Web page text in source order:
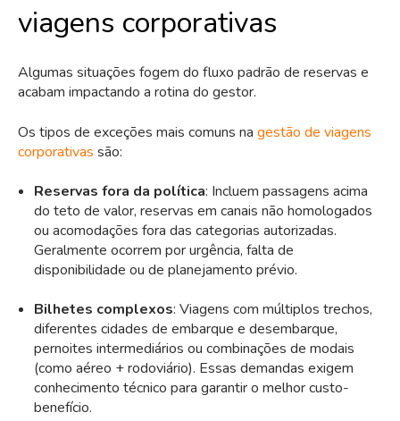
viagens corporativas
Algumas situações fogem do fluxo padrão de reservas e
acabam impactando a rotina do gestor.
Os tipos de exceções mais comuns na gestão de viagens
corporativas são:
Reservas fora da política: Incluem passagens acima
do teto de valor, reservas em canais não homologados
ou acomodações fora das categorias autorizadas.
Geralmente ocorrem por urgência, falta de
disponibilidade ou de planejamento prévio.
Bilhetes complexos: Viagens com múltiplos trechos,
diferentes cidades de embarque e desembarque,
pernoites intermediários ou combinações de modais
(como aéreo + rodoviário). Essas demandas exigem
conhecimento técnico para garantir o melhor custo-
benefício.